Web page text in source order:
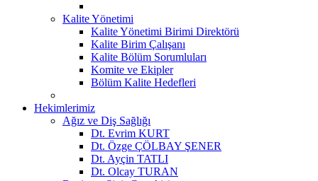
Kalite Yönetimi
Kalite Yönetimi Birimi Direktörü
Kalite Birim Çalışanı
Kalite Bölüm Sorumluları
Komite ve Ekipler
Bölüm Kalite Hedefleri
Hekimlerimiz
Ağız ve Diş Sağlığı
Dt. Evrim KURT
Dt. Özge ÇÖLBAY ŞENER
Dt. Ayçin TATLI
Dt. Olcay TURAN